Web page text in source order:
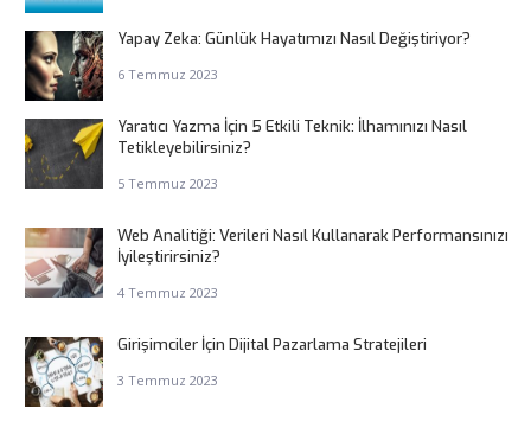
Yapay Zeka: Günlük Hayatımızı Nasıl Değiştiriyor?
6 Temmuz 2023
Yaratıcı Yazma İçin 5 Etkili Teknik: İlhamınızı Nasıl
Tetikleyebilirsiniz?
5 Temmuz 2023
Web Analitiği: Verileri Nasıl Kullanarak Performansınızı
İyileştirirsiniz?
4 Temmuz 2023
Girişimciler İçin Dijital Pazarlama Stratejileri
3 Temmuz 2023